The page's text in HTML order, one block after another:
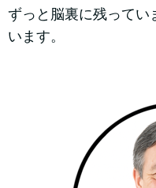
ずっと脳裏に残ってい
います。